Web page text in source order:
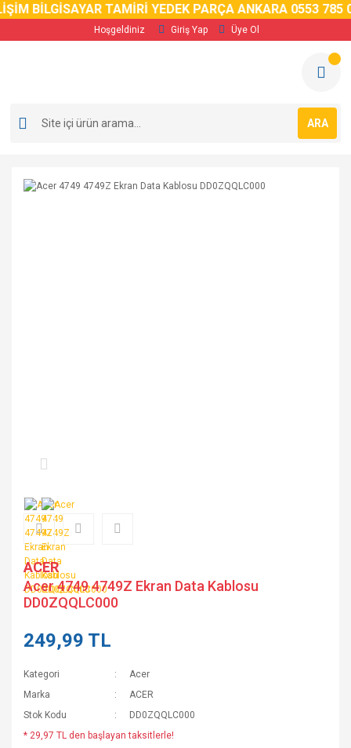
BİLGİSAYAR TAMİRİ YEDEK PARÇA ANKARA 0553 785 02
Hoşgeldiniz Giriş Yap Üye Ol
ARA
ACER
Acer 4749 4749Z Ekran Data Kablosu
DD0ZQQLC000
249,99 TL
Kategori
Acer
Marka
ACER
Stok Kodu
DD0ZQQLC000
* 29,97 TL den başlayan taksitlerle!